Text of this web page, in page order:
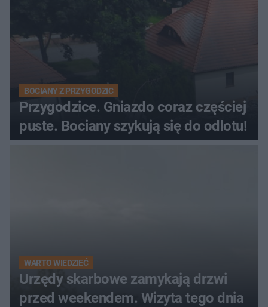
BOCIANY Z PRZYGODZIC
Przygodzice. Gniazdo coraz częściej
puste. Bociany szykują się do odlotu!
WARTO WIEDZIEĆ
Urzędy skarbowe zamykają drzwi
przed weekendem. Wizyta tego dnia